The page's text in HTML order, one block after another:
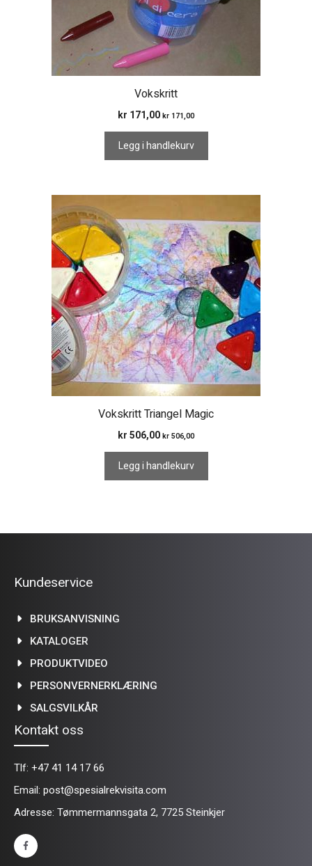
Vokskritt
kr 171,00 kr 171,00
Legg i handlekurv
Vokskritt Triangel Magic
kr 506,00 kr 506,00
Legg i handlekurv
Kundeservice
BRUKSANVISNING
KATALOGER
PRODUKTVIDEO
PERSONVERNERKLÆRING
SALGSVILKÅR
Kontakt oss
Tlf: +47 41 14 17 66
Email: post@spesialrekvisita.com
Adresse: Tømmermannsgata 2, 7725 Steinkjer